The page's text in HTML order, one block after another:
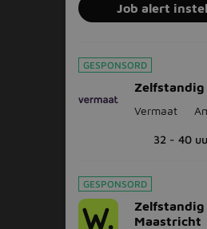
Job alert
GESPONSORD
Zelfstandig
Vermaat
32 - 40
GESPONSORD
Zelfstandig
Maastricht